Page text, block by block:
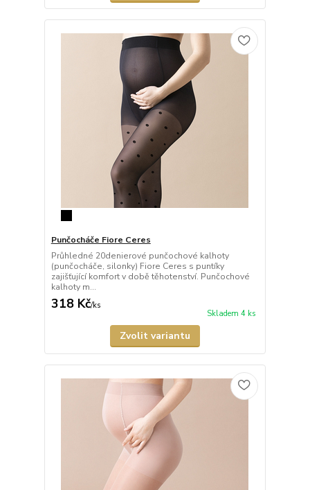
Punčocháče Fiore Ceres
Průhledné 20denierové punčochové kalhoty
(punčocháče, silonky) Fiore Ceres s puntíky
zajišťující komfort v době těhotenství. Punčochové
kalhoty m...
318 Kč/ks
Skladem 4 ks
Zvolit variantu